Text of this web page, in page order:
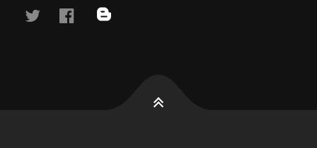
twitterfacebook
blog